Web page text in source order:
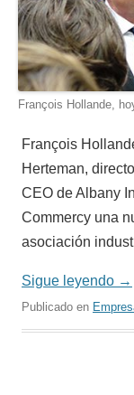
François Hollande,
François
Herteman,
CEO de Albany
Commercy una
asociación
Sigue leyendo →
Publicado en